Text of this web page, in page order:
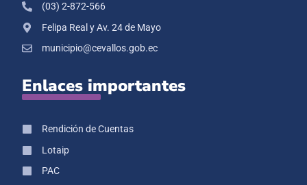
(03) 2-872-566
Felipa Real y Av. 24 de Mayo
municipio@cevallos.gob.ec
Enlaces importantes
Rendición de Cuentas
Lotaip
PAC